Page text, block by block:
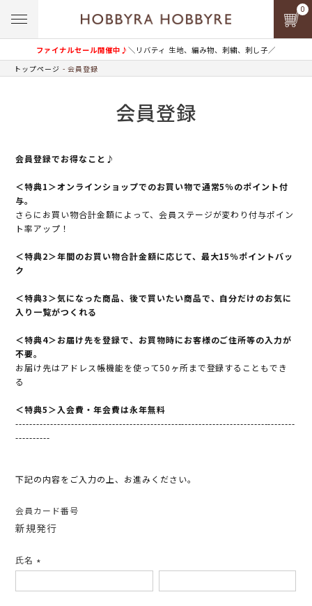
ファイナルセール開催中♪＼リバティ 生地、編み物、刺繍、刺し子／
0
トップページ 会員登録
会員登録
会員登録でお得なこと♪
＜特典1＞オンラインショップでのお買い物で通常5％のポイント付
与。
さらにお買い物合計金額によって、会員ステージが変わり付与ポイン
ト率アップ！
＜特典2＞年間のお買い物合計金額に応じて、最大15％ポイントバッ
ク
＜特典3＞気になった商品、後で買いたい商品で、自分だけのお気に
入り一覧がつくれる
＜特典4＞お届け先を登録で、お買物時にお客様のご住所等の入力が
不要。
お届け先はアドレス帳機能を使って50ヶ所まで登録することもでき
る
＜特典5＞入会費・年会費は永年無料
---------------------------------------------------------------------------------
----------
下記の内容をご入力の上、お進みください。
会員カード番号
新規発行
氏名
須)